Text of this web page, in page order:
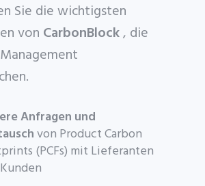
Sie die wichtigsten
von CarbonBlock, die
Anfragen und
von Product Carbon
(PCFs) mit Lieferanten